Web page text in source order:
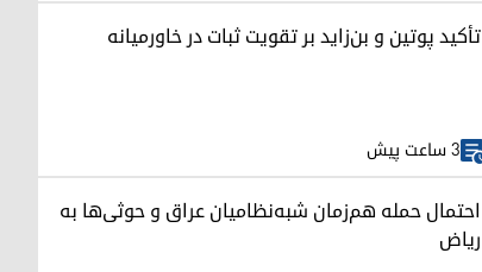
تأکید پوتین و بن‌زاید بر تقویت ثبات در خاورمیانه
3 ساعت پیش
احتمال حمله هم‌زمان شبه‌نظامیان عراق و حوثی‌ها به
ریاض